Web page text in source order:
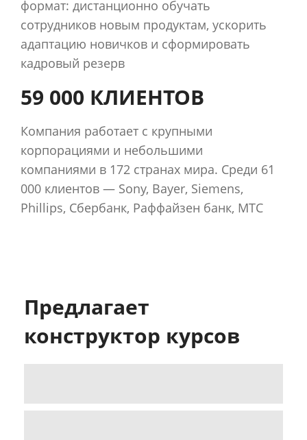
формат: дистанционно обучать
сотрудников новым продуктам, ускорить
адаптацию новичков и сформировать
кадровый резерв
59 000 КЛИЕНТОВ
Компания работает с крупными
корпорациями и небольшими
компаниями в 172 странах мира. Среди 61
000 клиентов — Sony, Bayer, Siemens,
Phillips, Сбербанк, Раффайзен банк, МТС
Предлагает
конструктор курсов